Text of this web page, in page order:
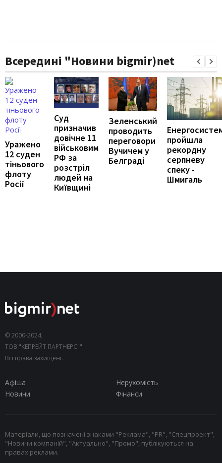
Всередині "Новини bigmir)net
Уражено
12 суден
тіньового
флоту
Росії
Суд
призначив
довічне 11
військовим
РФ за
розстріл
людей на
Київщині
Зеленський
проводить
переговори
Вучичем у
Белграді
пройшла
рекордну
серпневу
спеку -
Шмигаль
© 2000-2024,
ТОВ "КЕПРЕЙТ ПАРТНЕРС"".
Всі права захищені.
Афіша
Нерухомість
Новини
Фінанси
Матеріали, що позначені знаками "Реклама", "PR", "Спецпроект",
"Новини компаній", "Актуально", "Промо", публікуються на
правах реклами.